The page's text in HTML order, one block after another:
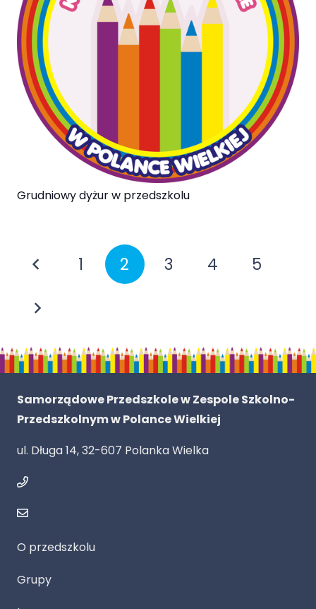
Grudniowy dyżur w przedszkolu
1 2 3 4 5
Samorządowe Przedszkole w Zespole Szkolno-
Przedszkolnym w Polance Wielkiej
ul. Długa 14, 32-607 Polanka Wielka
O przedszkolu
Grupy